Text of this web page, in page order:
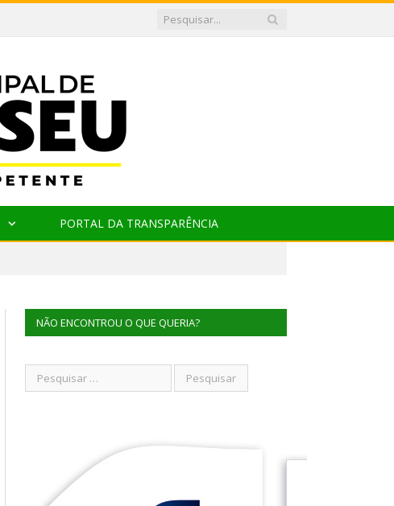
PORTAL DA TRANSPARÊNCIA
NÃO ENCONTROU O QUE QUERIA?